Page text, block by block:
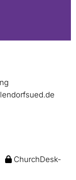
ChurchDesk-